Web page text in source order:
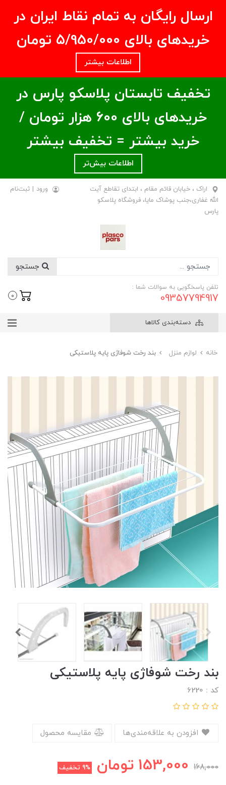
ارسال رایگان به تمام نقاط ایران در
خریدهای بالای ۵/950/000 تومان
اطلاعات بیشتر
تخفیف تابستان پلاسکو پارس در
خریدهای بالای ۶00 هزار تومان /
خرید بیشتر = تخفیف بیشتر
اطلاعات بیش‌تر
اراک ، خیابان قائم مقام ، ابتدای تقاطع آیت
الله غفاری،جنب پوشاک مایا، فروشگاه پلاسکو
پارس
ورود | ثبت‌نام
تلفن پاسخگویی به سوالات شما :
09357794917
0
دسته‌بندی کالاها
خانه لوازم منزل بند رخت شوفاژی پایه پلاستیکی
بند رخت شوفاژی پایه پلاستیکی
کد : 6220
مقایسه محصول
168,000
153,000 تومان 9% تخفیف